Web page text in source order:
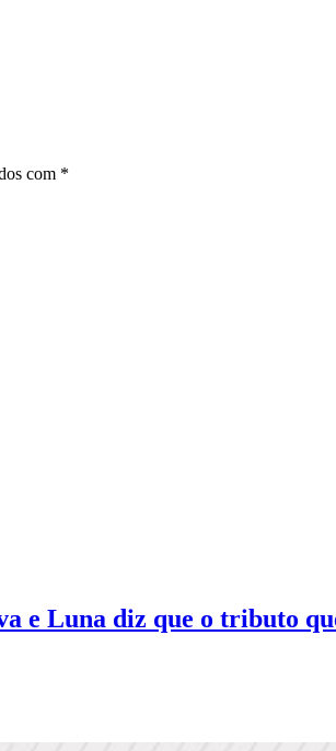
com *
e Luna diz que o tributo